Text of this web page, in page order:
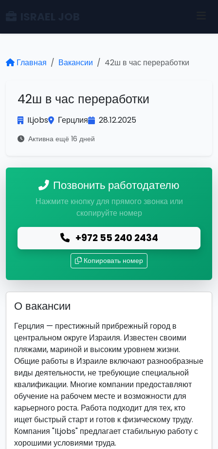
Главная Вакансии 42ш в час переработки
42ш в час переработки
ILjobs Герцлия 28.12.2025
Активна ещё 16 дней
Позвонить работодателю
Нажмите кнопку для прямого звонка или
скопируйте номер
+972 55 240 2434
Копировать номер
О вакансии
Герцлия — престижный прибрежный город в
центральном округе Израиля. Известен своими
пляжами, мариной и высоким уровнем жизни.
Общие работы в Израиле включают разнообразные
виды деятельности, не требующие специальной
квалификации. Многие компании предоставляют
обучение на рабочем месте и возможности для
карьерного роста. Работа подходит для тех, кто
ищет быстрый старт и готов к физическому труду.
Компания "ILjobs" предлагает стабильную работу с
хорошими условиями труда.